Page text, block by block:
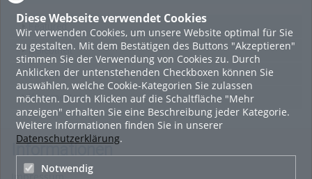
Diese Webseite verwendet Cookies
Wir verwenden Cookies, um unsere Website optimal für Sie
zu gestalten. Mit dem Bestätigen des Buttons "Akzeptieren"
stimmen Sie der Verwendung von Cookies zu. Durch
Anklicken der untenstehenden Checkboxen können Sie
auswählen, welche Cookie-Kategorien Sie zulassen
möchten. Durch Klicken auf die Schaltfläche "Mehr
anzeigen" erhalten Sie eine Beschreibung jeder Kategorie.
Weitere Informationen finden Sie in unserer
Datenschutzerklärung.
Notwendig
Beliebtheit
Bewertung
Kommentare
Informationen
Impressum